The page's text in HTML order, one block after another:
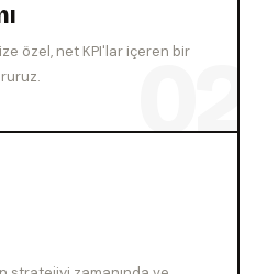
özel, net KPI'lar içeren bir